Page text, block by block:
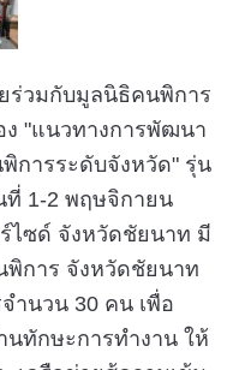
ร่วมกับมูลนิธิคนพิการ
ง"แนวทางการพัฒนา
การระดับจังหวัด" รุ่น
ที่ 1-2 พฤษจิกายน
ไซด์ จังหวัดชัยนาท มี
การ จังหวัดชัยนาท
จำนวน 30 คน เพื่อ
นทักษะการทำงาน ให้